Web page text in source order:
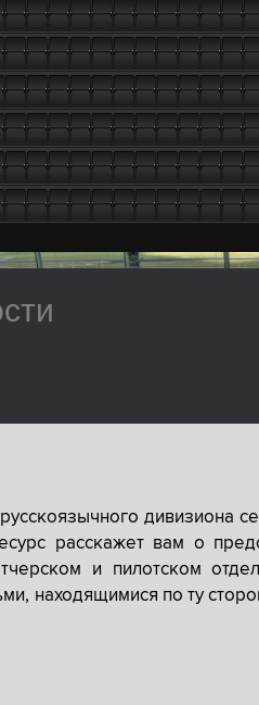
дивизиона
расскажет вам о
и пилотском
находящимися по ту